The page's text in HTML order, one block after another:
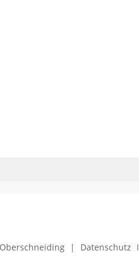
| Datenschutz